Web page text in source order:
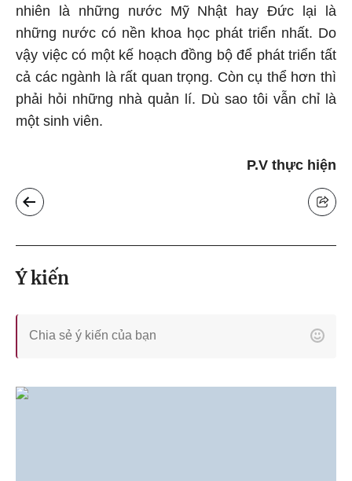
nhiên là những nước Mỹ Nhật hay Đức lại là
những nước có nền khoa học phát triển nhất. Do
vậy việc có một kế hoạch đồng bộ để phát triển tất
cả các ngành là rất quan trọng. Còn cụ thể hơn thì
phải hỏi những nhà quản lí. Dù sao tôi vẫn chỉ là
một sinh viên.
P.V thực hiện
Ý kiến